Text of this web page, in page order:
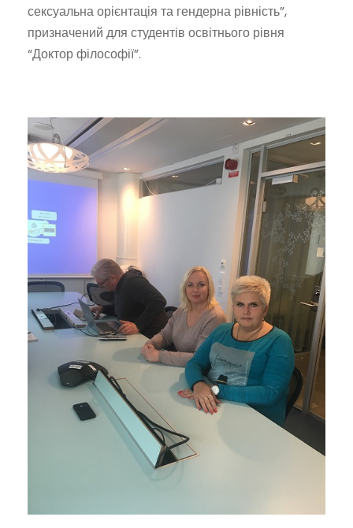
сексуальна орієнтація та гендерна рівність”,
призначений для студентів освітнього рівня
“Доктор філософії”.